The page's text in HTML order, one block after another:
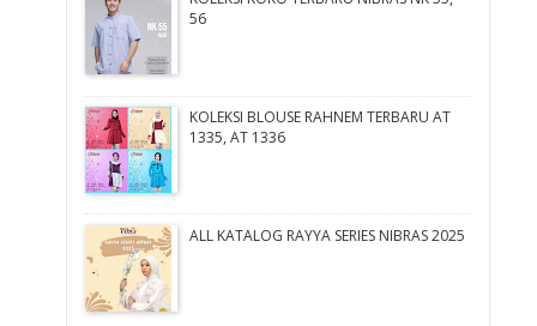
56
KOLEKSI BLOUSE RAHNEM TERBARU AT
1335, AT 1336
ALL KATALOG RAYYA SERIES NIBRAS 2025